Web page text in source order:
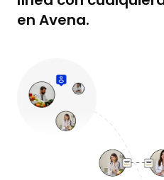
en Avena.